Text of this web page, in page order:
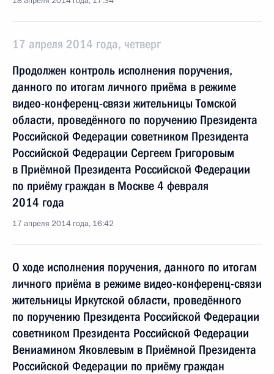
17 апреля 2014 года, четверг
Продолжен контроль исполнения поручения,
данного по итогам личного приёма в режиме
видео-конференц-связи жительницы Томской
области, проведённого по поручению Президента
Российской Федерации советником Президента
Российской Федерации Сергеем Григоровым
в Приёмной Президента Российской Федерации
по приёму граждан в Москве 4 февраля
2014 года
17 апреля 2014 года, 16:42
О ходе исполнения поручения, данного по итогам
личного приёма в режиме видео-конференц-связи
жительницы Иркутской области, проведённого
по поручению Президента Российской Федерации
советником Президента Российской Федерации
Вениамином Яковлевым в Приёмной Президента
Российской Федерации по приёму граждан